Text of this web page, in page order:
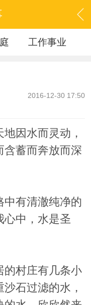
工作事业
2016-12-30 17:50
因水而灵动，
含蓄而奔放而深
中有清澈纯净的
心中，水是圣
的村庄有几条小
石过滤的水，